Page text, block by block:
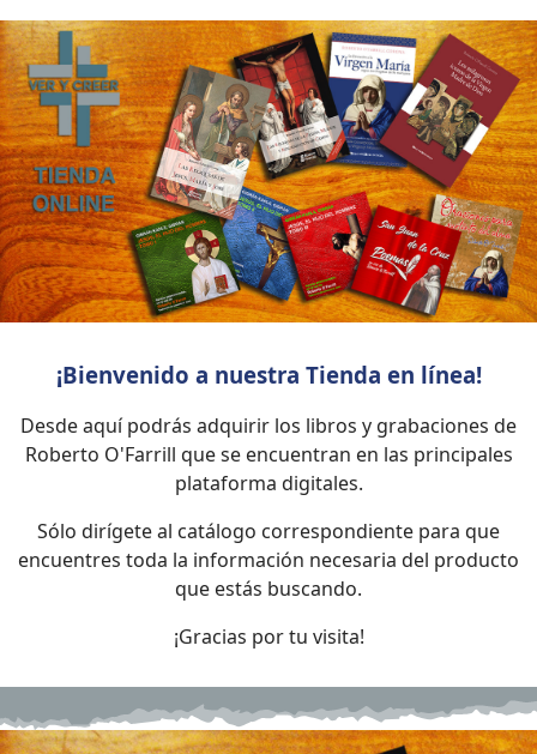
¡Bienvenido a nuestra Tienda en línea!
Desde aquí podrás adquirir los libros y grabaciones de
Roberto O'Farrill que se encuentran en las principales
plataforma digitales.
Sólo dirígete al catálogo correspondiente para que
encuentres toda la información necesaria del producto
que estás buscando.
¡Gracias por tu visita!